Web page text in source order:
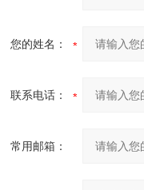
您的姓名：
联系电话：
常用邮箱：